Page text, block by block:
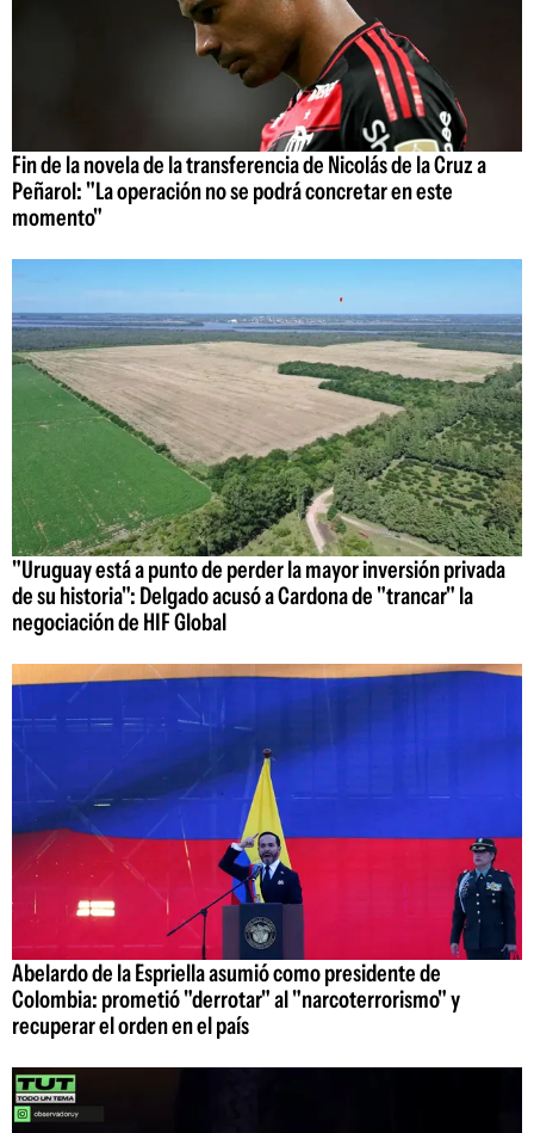
Fin de la novela de la transferencia de Nicolás de la Cruz a
Peñarol: "La operación no se podrá concretar en este
momento"
"Uruguay está a punto de perder la mayor inversión privada
de su historia": Delgado acusó a Cardona de "trancar" la
negociación de HIF Global
Abelardo de la Espriella asumió como presidente de
Colombia: prometió "derrotar" al "narcoterrorismo" y
recuperar el orden en el país